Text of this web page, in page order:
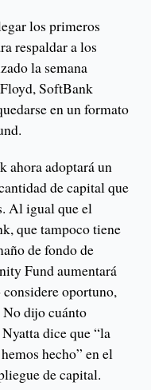
los primeros
respaldar a los
la semana
SoftBank
en un formato
ahora adoptará un
de capital que
Al igual que el
que tampoco tiene
de fondo de
Fund aumentará
oportuno,
No dijo cuánto
dice que “la
hecho” en el
de capital.